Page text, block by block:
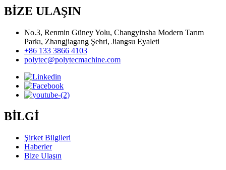
BİZE ULAŞIN
No.3, Renmin Güney Yolu, Changyinsha Modern Tarım
Parkı, Zhangjiagang Şehri, Jiangsu Eyaleti
+86 133 3866 4103
polytec@polytecmachine.com
BİLGİ
Şirket Bilgileri
Haberler
Bize Ulaşın